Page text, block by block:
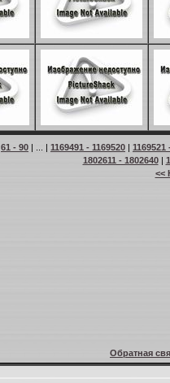
61 - 90 | ... | 1169491 - 1169520 | 1169521
1802611 - 1802640|
<<
Обратная